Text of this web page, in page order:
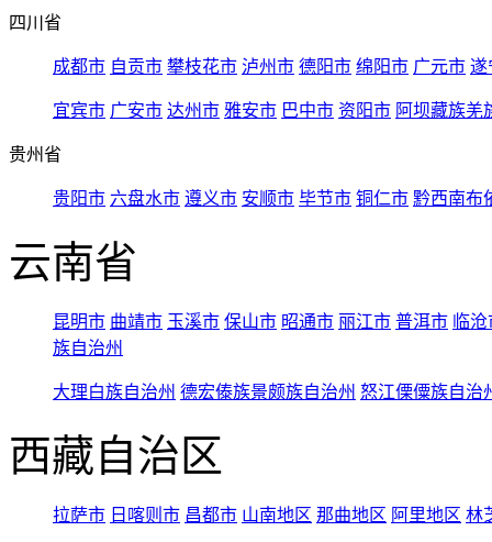
四川省
成都市 自贡市 攀枝花市 泸州市 德阳市 绵阳市 广元市 遂
宜宾市 广安市 达州市 雅安市 巴中市 资阳市 阿坝藏族羌
贵州省
贵阳市 六盘水市 遵义市 安顺市 毕节市 铜仁市 黔西南布
云南省
昆明市 曲靖市 玉溪市 保山市 昭通市 丽江市 普洱市 临
族自治州
大理白族自治州 德宏傣族景颇族自治州 怒江傈僳族自治
西藏自治区
拉萨市 日喀则市 昌都市 山南地区 那曲地区 阿里地区 林